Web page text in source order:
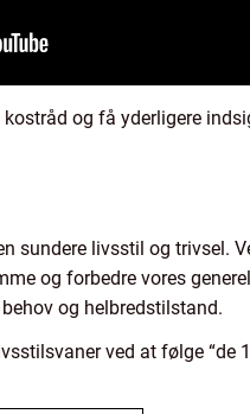
og få yderligere
sundere livsstil og trivsel.
og forbedre vores
og helbredstilstand.
ved at følge “de